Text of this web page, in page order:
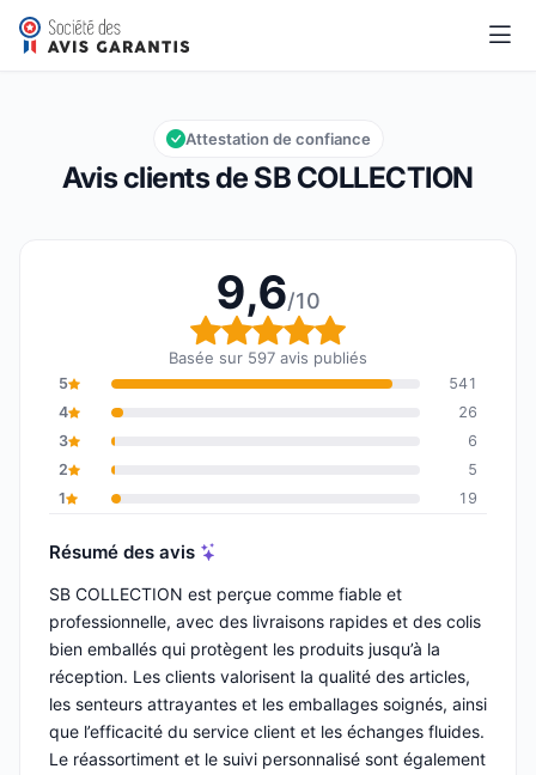
SB COLLECTION
Note globale : 9,6 sur 10
9,6/10
Avis clients de SB COLLECTION
Attestation de confiance
9,6/10
Note globale : 9,6 sur
Basée sur 597 avis publiés
5
541
4
26
3
6
2
5
1
19
Résumé des avis
SB COLLECTION est perçue comme fiable et
professionnelle, avec des livraisons rapides et des colis
bien emballés qui protègent les produits jusqu’à la
réception. Les clients valorisent la qualité des articles,
les senteurs attrayantes et les emballages soignés, ainsi
que l’efficacité du service client et les échanges fluides.
Le réassortiment et le suivi personnalisé sont également